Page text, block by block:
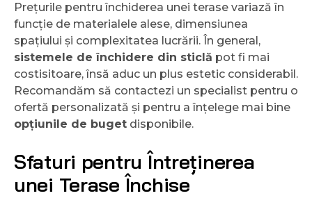
Prețurile pentru închiderea unei terase variază în
funcție de materialele alese, dimensiunea
spațiului și complexitatea lucrării. În general,
sistemele de închidere din sticlă pot fi mai
costisitoare, însă aduc un plus estetic considerabil.
Recomandăm să contactezi un specialist pentru o
ofertă personalizată și pentru a înțelege mai bine
opțiunile de buget disponibile.
Sfaturi pentru Întreținerea
unei Terase Închise